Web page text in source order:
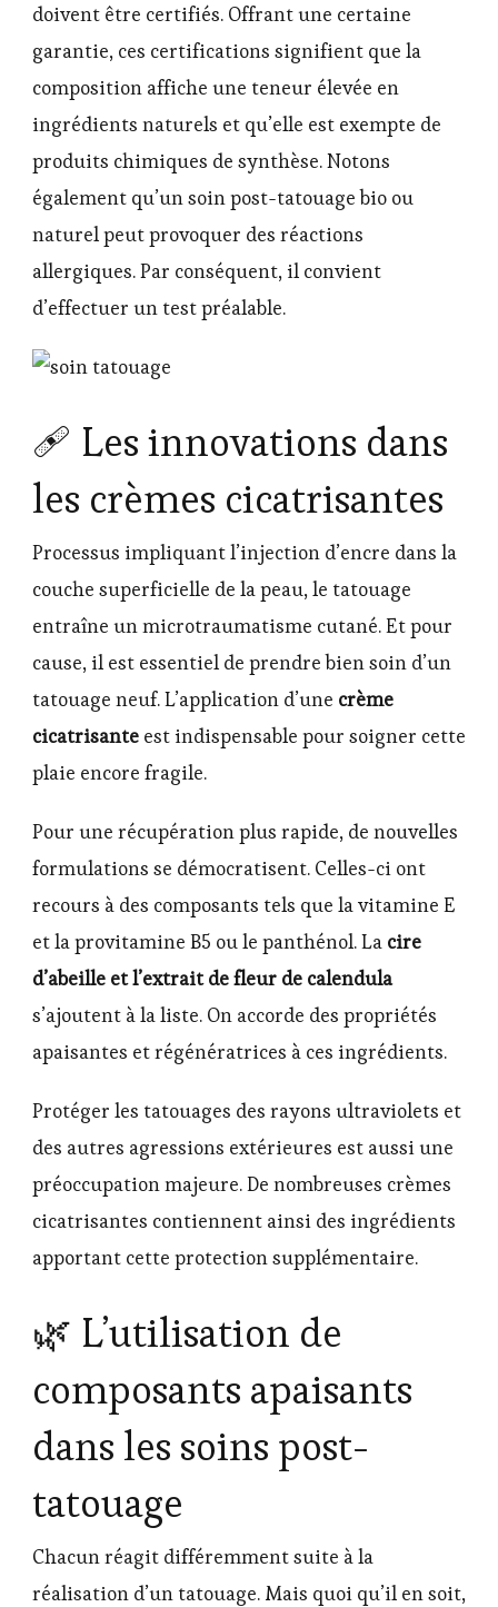
doivent être certifiés. Offrant une certaine
garantie, ces certifications signifient que la
composition affiche une teneur élevée en
ingrédients naturels et qu’elle est exempte de
produits chimiques de synthèse. Notons
également qu’un soin post-tatouage bio ou
naturel peut provoquer des réactions
allergiques. Par conséquent, il convient
d’effectuer un test préalable.
🩹 Les innovations dans
les crèmes cicatrisantes
Processus impliquant l’injection d’encre dans la
couche superficielle de la peau, le tatouage
entraîne un microtraumatisme cutané. Et pour
cause, il est essentiel de prendre bien soin d’un
tatouage neuf. L’application d’une crème
cicatrisante est indispensable pour soigner cette
plaie encore fragile.
Pour une récupération plus rapide, de nouvelles
formulations se démocratisent. Celles-ci ont
recours à des composants tels que la vitamine E
et la provitamine B5 ou le panthénol. La cire
d’abeille et l’extrait de fleur de calendula
s’ajoutent à la liste. On accorde des propriétés
apaisantes et régénératrices à ces ingrédients.
Protéger les tatouages des rayons ultraviolets et
des autres agressions extérieures est aussi une
préoccupation majeure. De nombreuses crèmes
cicatrisantes contiennent ainsi des ingrédients
apportant cette protection supplémentaire.
🌿 L’utilisation de
composants apaisants
dans les soins post-
tatouage
Chacun réagit différemment suite à la
réalisation d’un tatouage. Mais quoi qu’il en soit,